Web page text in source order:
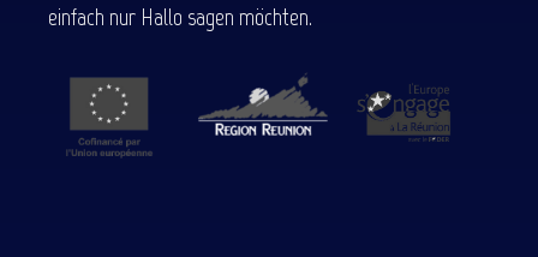
einfach nur Hallo sagen möchten.